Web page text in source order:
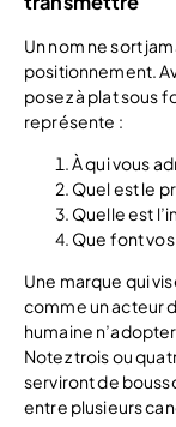
Un nom ne sort
positionnement.
posez à plat sous
représente :
À qui vous
Quel est le
Quelle est
Que font
Une marque qui
comme un acteur
humaine
Notez trois ou
serviront de
entre plusieurs